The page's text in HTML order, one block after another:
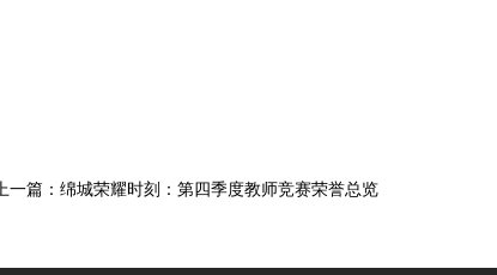
上一篇：绵城荣耀时刻：第四季度教师竞赛荣誉总览